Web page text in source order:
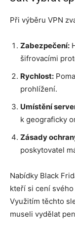
Při výběru VPN
Zabezpečení:
šifrovacími
Rychlost:
prohlížení.
Umístění
k geograficky
Zásady
poskytovatel
Nabídky Black
kteří si cení
Využitím těchto
museli vydělat